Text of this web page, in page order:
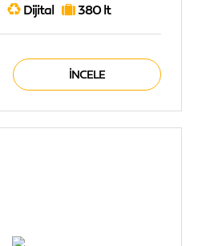
Dijital 380 lt
İNCELE